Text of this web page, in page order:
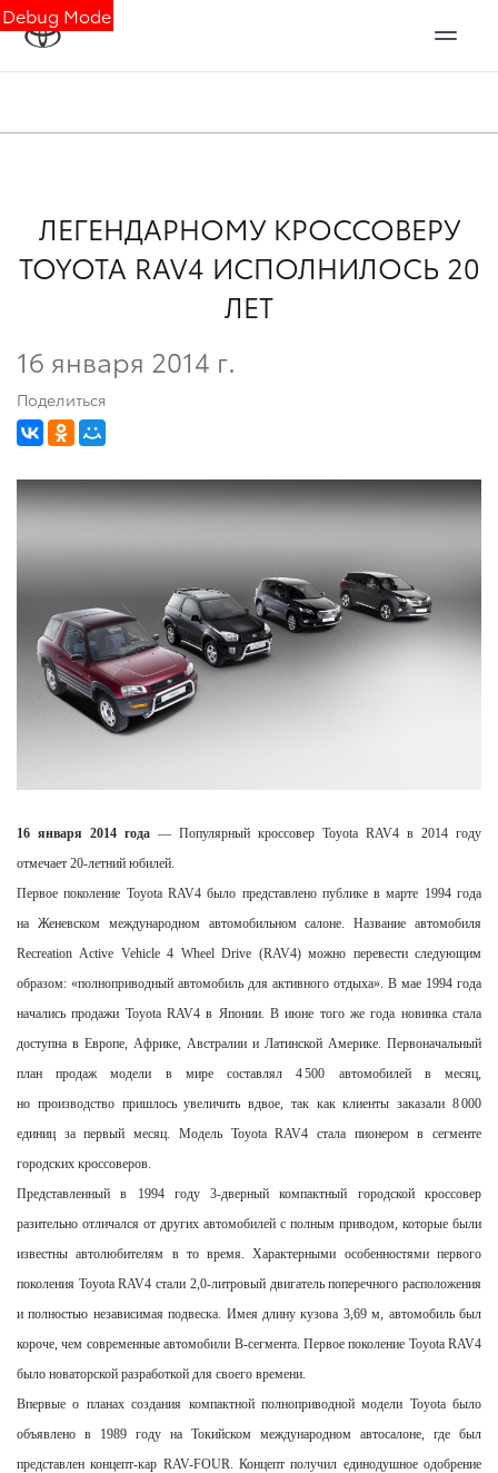
Debug Mode
ЛЕГЕНДАРНОМУ КРОССОВЕРУ
TOYOTA RAV4 ИСПОЛНИЛОСЬ 20
ЛЕТ
16 января 2014 г.
Поделиться
16 января 2014 года — Популярный кроссовер Toyota RAV4 в 2014 году
отмечает 20-летний юбилей.
Первое поколение Toyota RAV4 было представлено публике в марте 1994 года
на Женевском международном автомобильном салоне. Название автомобиля
Recreation Active Vehicle4 Wheel Drive (RAV4) можно перевести следующим
образом: «полноприводный автомобиль для активного отдыха». В мае 1994 года
начались продажи Toyota RAV4 в Японии. В июне того же года новинка стала
доступна в Европе, Африке, Австралии и Латинской Америке. Первоначальный
план продаж модели в мире составлял 4 500 автомобилей в месяц,
но производство пришлось увеличить вдвое, так как клиенты заказали 8 000
единиц за первый месяц. Модель Toyota RAV4 стала пионером в сегменте
городских кроссоверов.
Представленный в 1994 году 3-дверный компактный городской кроссовер
разительно отличался от других автомобилей с полным приводом, которые были
известны автолюбителям в то время. Характерными особенностями первого
поколения Toyota RAV4 стали 2,0-литровый двигательпоперечного расположения
и полностью независимая подвеска. Имея длину кузова 3,69 м, автомобиль был
короче, чем современные автомобили B-сегмента. Первое поколение Toyota RAV4
было новаторской разработкой для своего времени.
Впервые о планах создания компактной полноприводной модели Toyota было
объявлено в 1989 году на Токийском международном автосалоне, где был
представлен концепт-кар RAV-FOUR. Концепт получил единодушное одобрение